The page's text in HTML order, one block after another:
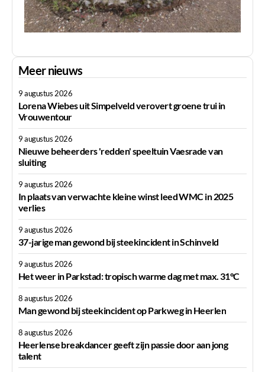
Meer nieuws
9 augustus 2026
Lorena Wiebes uit Simpelveld verovert groene trui in
Vrouwentour
9 augustus 2026
Nieuwe beheerders 'redden' speeltuin Vaesrade van
sluiting
9 augustus 2026
In plaats van verwachte kleine winst leed WMC in 2025
verlies
9 augustus 2026
37-jarige man gewond bij steekincident in Schinveld
9 augustus 2026
Het weer in Parkstad: tropisch warme dag met max. 31°C
8 augustus 2026
Man gewond bij steekincident op Parkweg in Heerlen
8 augustus 2026
Heerlense breakdancer geeft zijn passie door aan jong
talent